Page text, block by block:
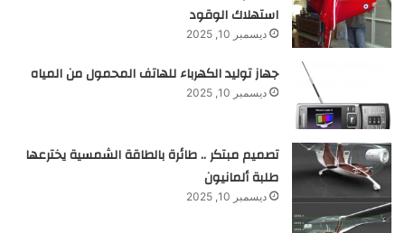
استهلاك الوقود
ديسمبر 10, 2025
جهاز توليد الكهرباء للهاتف المحمول من المياه
ديسمبر 10, 2025
تصميم مبتكر .. طائرة بالطاقة الشمسية يخترعها
طلبة ألمانيون
ديسمبر 10, 2025